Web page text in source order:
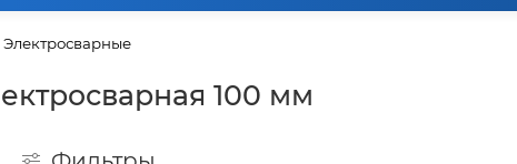
Электросварные
100 мм